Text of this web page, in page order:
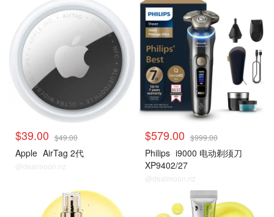
$39.00 $49.00
Apple AirTag 2代
@dealmoon.nz
$579.00 $999.00
Philips i9000 电动剃须刀
XP9402/27
@dealmoon.nz